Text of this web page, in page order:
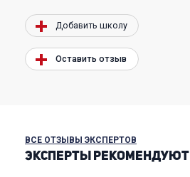
Добавить школу
Оставить отзыв
ВСЕ ОТЗЫВЫ ЭКСПЕРТОВ
ЭКСПЕРТЫ РЕКОМЕНДУЮТ